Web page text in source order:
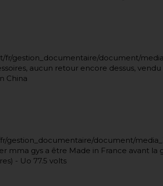
fr/gestion_documentaire/document/
aucun retour encore dessus,
China
gestion_documentaire/document/
mma gys a être Made in France avant la
- Uo 77.5 volts